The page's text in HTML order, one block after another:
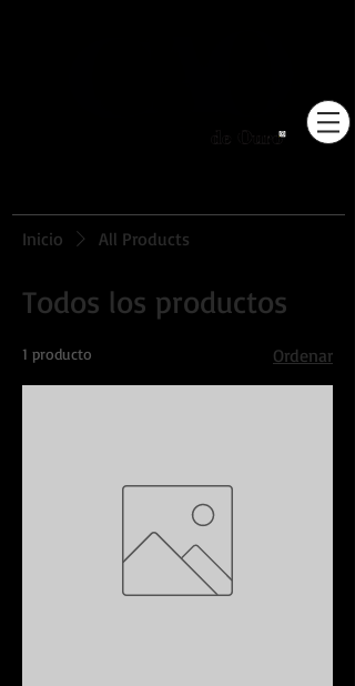
Inicio All Products
Todos los productos
1 producto Ordenar